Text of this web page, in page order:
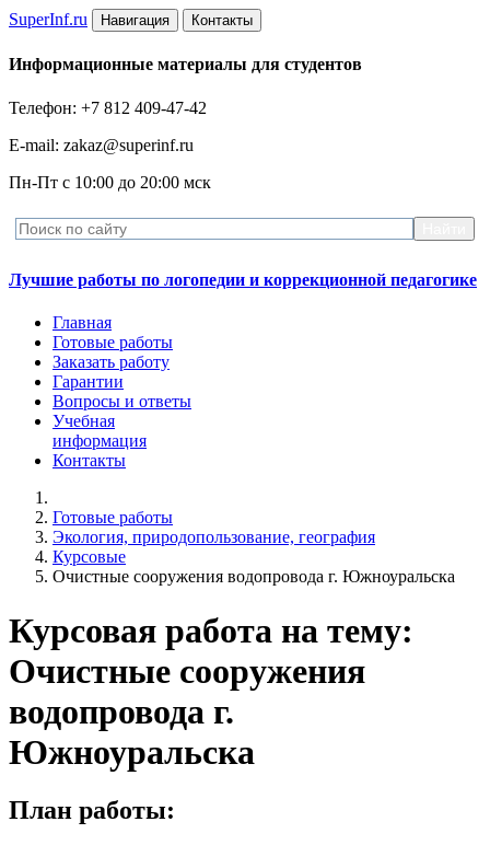
SuperInf.ru Навигация Контакты
Информационные материалы для студентов
Телефон: +7 812 409-47-42
E-mail: zakaz@superinf.ru
Пн-Пт с 10:00 до 20:00 мск
Лучшие работы по логопедии и коррекционной педагогике
Главная
Готовые работы
Заказать работу
Гарантии
Вопросы и ответы
Учебная
информация
Контакты
Готовые работы
Экология, природопользование, география
Курсовые
Очистные сооружения водопровода г. Южноуральска
Курсовая работа на тему:
Очистные сооружения
водопровода г.
Южноуральска
План работы: